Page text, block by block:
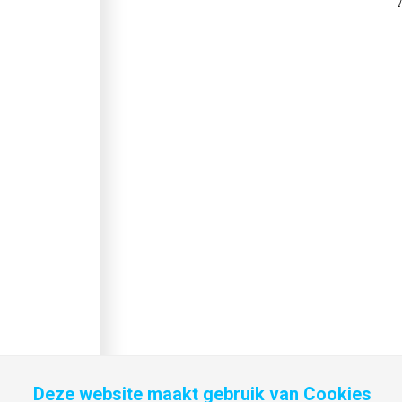
Deze website maakt gebruik van Cookies